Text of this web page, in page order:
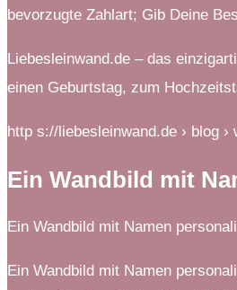
bevorzugte Zahlart; Gib Deine
Liebesleinwand.de – das
einen Geburtstag, zum
http s://liebesleinwand.de › blog
Ein Wandbild mit
Ein Wandbild mit Namen
Ein Wandbild mit Namen